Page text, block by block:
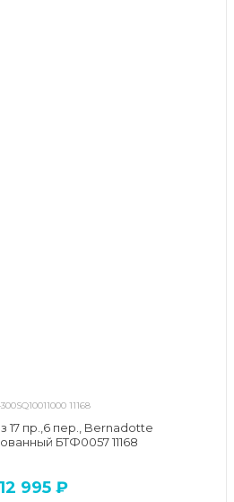
11168
17 пр.,6 пер., Bernadotte
БТФ0057 11168
12 995 ₽